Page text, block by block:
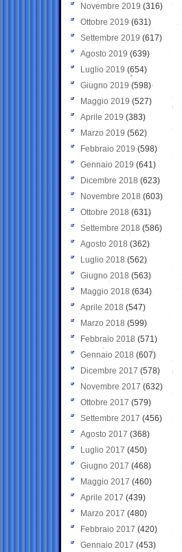
Novembre 2019 (316)
Ottobre 2019 (631)
Settembre 2019 (617)
Agosto 2019 (639)
Luglio 2019 (654)
Giugno 2019 (598)
Maggio 2019 (527)
Aprile 2019 (383)
Marzo 2019 (562)
Febbraio 2019 (598)
Gennaio 2019 (641)
Dicembre 2018 (623)
Novembre 2018 (603)
Ottobre 2018 (631)
Settembre 2018 (586)
Agosto 2018 (362)
Luglio 2018 (562)
Giugno 2018 (563)
Maggio 2018 (634)
Aprile 2018 (547)
Marzo 2018 (599)
Febbraio 2018 (571)
Gennaio 2018 (607)
Dicembre 2017 (578)
Novembre 2017 (632)
Ottobre 2017 (579)
Settembre 2017 (456)
Agosto 2017 (368)
Luglio 2017 (450)
Giugno 2017 (468)
Maggio 2017 (460)
Aprile 2017 (439)
Marzo 2017 (480)
Febbraio 2017 (420)
Gennaio 2017 (453)